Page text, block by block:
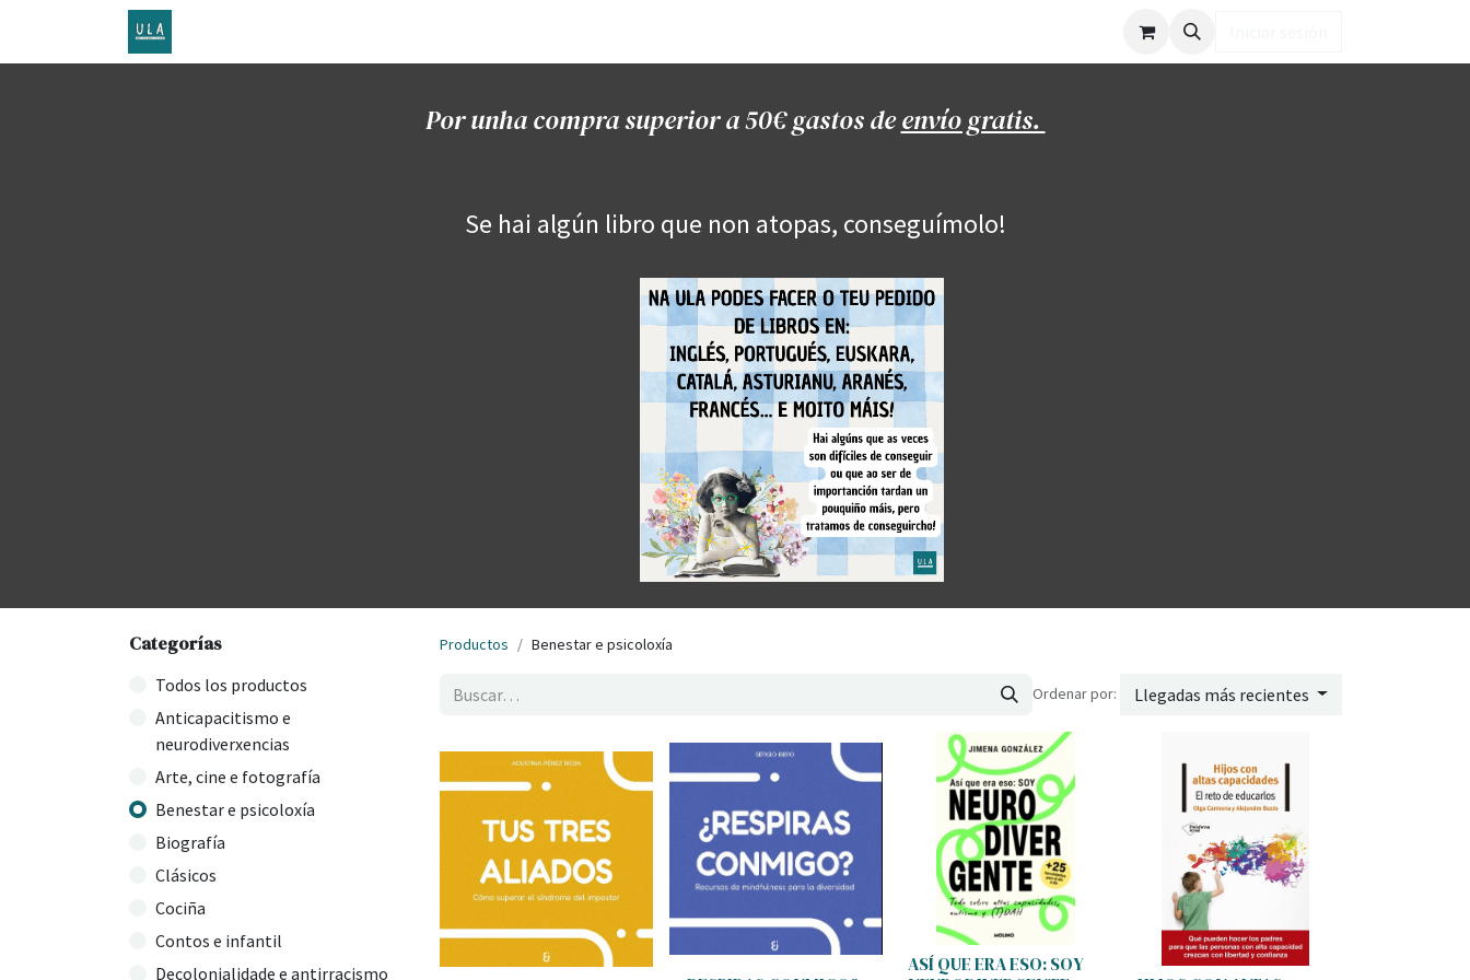
Por unha compra superior a 50€ gastos deenvío gratis.
Se hai algún libro que non atopas, conseguímolo!
Categorías
Todos los productos
Anticapacitismo e
neurodiverxencias
Arte, cine e fotografía
Benestar e psicoloxía
Biografía
Clásicos
Cociña
Contos e infantil
Decolonialidade e antirracismo
Productos Benestar e psicoloxía
Ordenar por: Llegadas más recientes
ASÍ QUE ERA ESO: SOY